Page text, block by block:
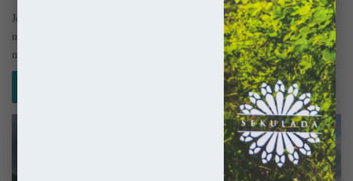
Jest sobie takie miejsce u źródeł Sekwany, którego potęga przetrwała
najazdy wikingów, Wojnę Stuletnią i całą masę zawirowań politycznych
na…